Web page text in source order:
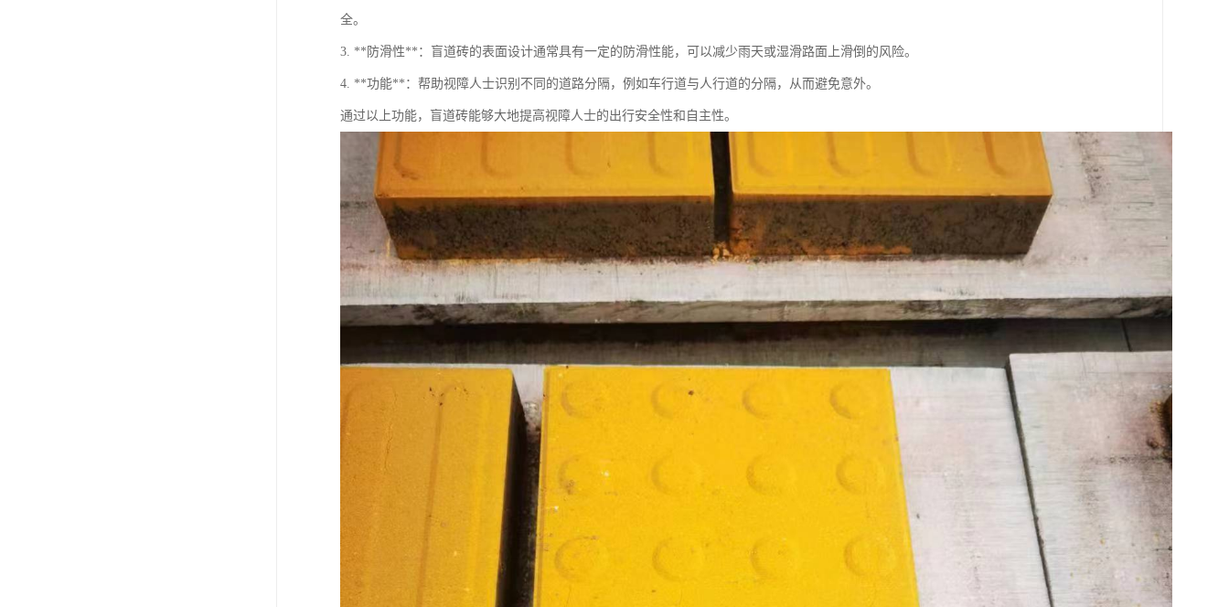
全。
3. **防滑性**：盲道砖的表面设计通常具有一定的防滑性能，可以减少雨天或湿滑路面上滑倒的风险。
4. **功能**：帮助视障人士识别不同的道路分隔，例如车行道与人行道的分隔，从而避免意外。
通过以上功能，盲道砖能够大地提高视障人士的出行安全性和自主性。